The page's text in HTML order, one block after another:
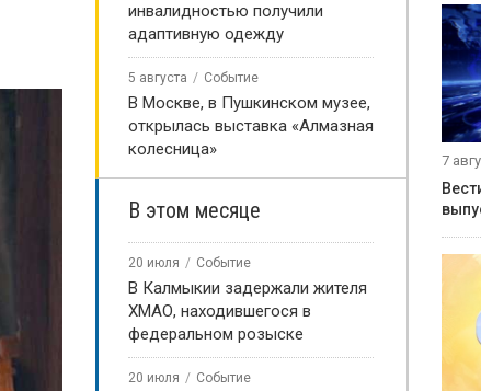
инвалидностью получили
адаптивную одежду
5 августа Событие
В Москве, в Пушкинском музее,
открылась выставка «Алмазная
колесница»
В этом месяце
20 июля Событие
В Калмыкии задержали жителя
ХМАО, находившегося в
федеральном розыске
20 июля Событие
7